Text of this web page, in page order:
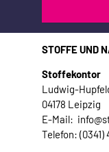
STOFFE UND
Stoffekontor
Ludwig-
04178 Leipzig
E-Mail:
Telefon: (0341)